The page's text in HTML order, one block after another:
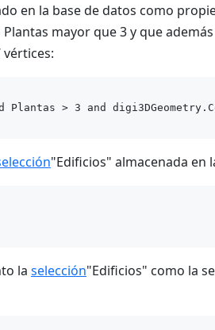
en la base de datos como
mayor que 3 y que
"Edificios" almacenada en
la selección"Edificios" como la